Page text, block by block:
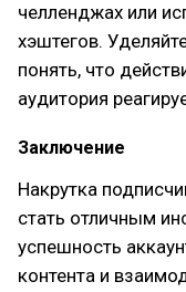
челленджах или
хэштегов.
понять, что
аудитория
Заключение
Накрутка
стать отличным
успешность
контента и